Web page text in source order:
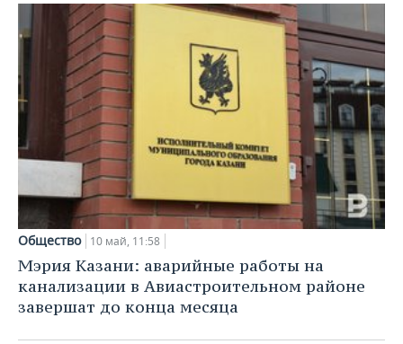
Общество 10 май, 11:58
Мэрия Казани: аварийные работы на
канализации в Авиастроительном районе
завершат до конца месяца